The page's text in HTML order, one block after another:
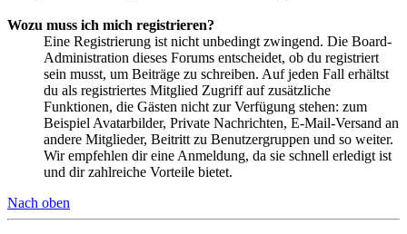
Wozu muss ich mich registrieren?
Eine Registrierung ist nicht unbedingt zwingend. Die Board-
Administration dieses Forums entscheidet, ob du registriert
sein musst, um Beiträge zu schreiben. Auf jeden Fall erhältst
du als registriertes Mitglied Zugriff auf zusätzliche
Funktionen, die Gästen nicht zur Verfügung stehen: zum
Beispiel Avatarbilder, Private Nachrichten, E-Mail-Versand an
andere Mitglieder, Beitritt zu Benutzergruppen und so weiter.
Wir empfehlen dir eine Anmeldung, da sie schnell erledigt ist
und dir zahlreiche Vorteile bietet.
Nach oben